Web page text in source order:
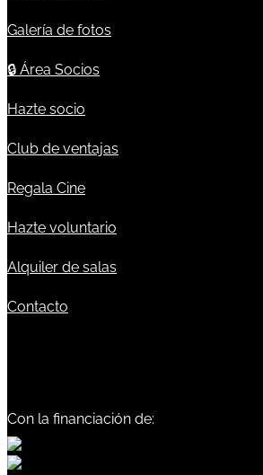
Galería de fotos
🔒 Área Socios
Hazte socio
Club de ventajas
Regala Cine
Hazte voluntario
Alquiler de salas
Contacto
Con la financiación de: